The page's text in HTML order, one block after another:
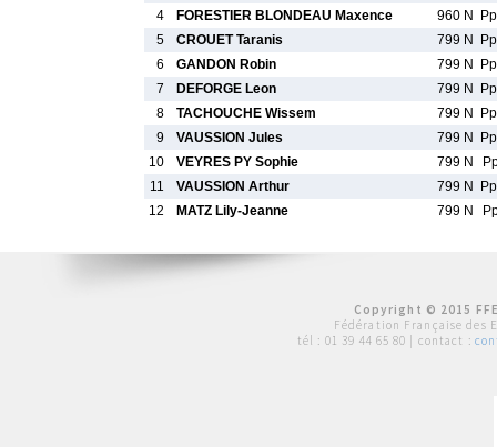
4
FORESTIER BLONDEAU Maxence 960 N
5
CROUET Taranis 799 N
6
GANDON Robin 799 N
7
DEFORGE Leon 799 N
8
TACHOUCHE Wissem 799 N
9
VAUSSION Jules 799 N
10
VEYRES PY Sophie 799 N
11
VAUSSION Arthur 799 N
12
MATZ Lily-Jeanne 799 N
Copyright © 2015
Fédération Française des
tél : 01 39 44 65 80 | contact :